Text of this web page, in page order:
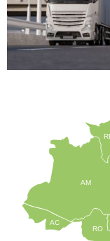
AM
AC
RO